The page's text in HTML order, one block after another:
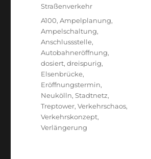
Straßenverkehr
Schlagwörter
A100,Ampelplanung,
Ampelschaltung,
Anschlussstelle,
Autobahneröffnung,
dosiert,dreispurig,
Elsenbrücke,
Eröffnungstermin,
Neukölln,Stadtnetz,
Treptower,Verkehrschaos,
Verkehrskonzept,
Verlängerung